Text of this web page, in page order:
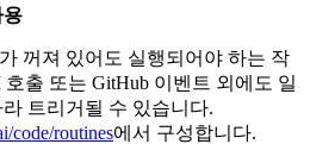
용
꺼져 있어도 실행되어야 하는 작
호출 또는 GitHub 이벤트 외에도 일
트리거될 수 있습니다.
code/routines에서 구성합니다.